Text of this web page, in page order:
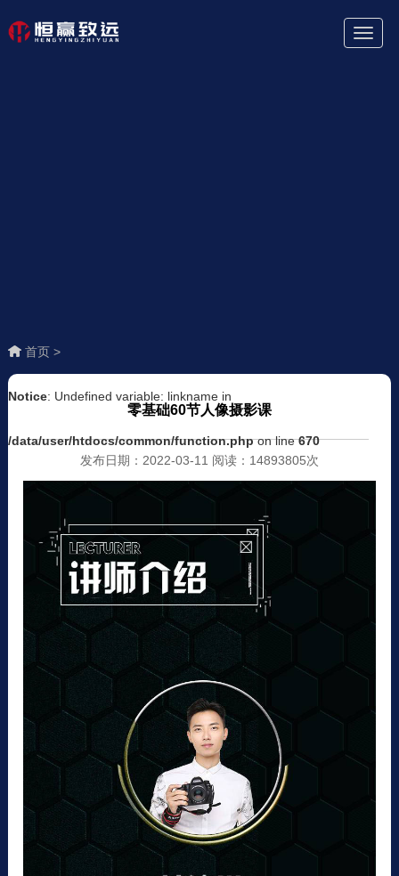
首页 >
Notice: Undefined variable: linkname in
/data/user/htdocs/common/function.phpon line670
零基础60节人像摄影课
发布日期：2022-03-11 阅读：14893805次